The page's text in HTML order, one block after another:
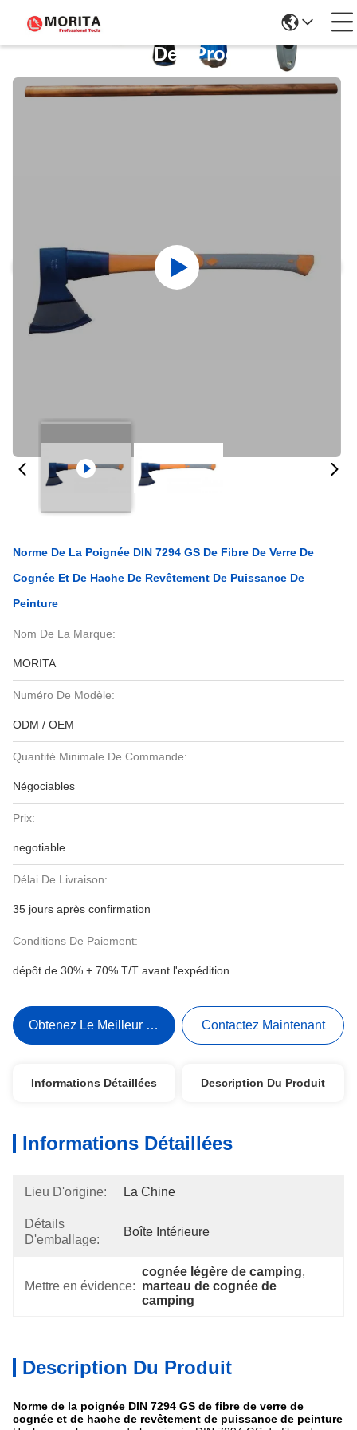
Détails Des Produits
Norme De La Poignée DIN 7294 GS De Fibre De Verre De
Cognée Et De Hache De Revêtement De Puissance De
Peinture
Nom De La Marque:
MORITA
Numéro De Modèle:
ODM / OEM
Quantité Minimale De Commande:
Négociables
Prix:
negotiable
Délai De Livraison:
35 jours après confirmation
Conditions De Paiement:
dépôt de 30% + 70% T/T avant l'expédition
Obtenez Le Meilleur Prix Contactez Maintenant
Informations Détaillées Description Du Produit
Informations Détaillées
Lieu D'origine: La Chine
Détails
D'emballage:
Boîte Intérieure
Mettre en évidence:
cognée légère de camping,
marteau de cognée de
camping
Description Du Produit
Norme de la poignée DIN 7294 GS de fibre de verre de
cognée et de hache de revêtement de puissance de peinture